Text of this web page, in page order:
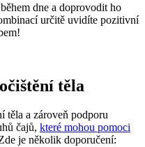
dne a doprovodit ⁢ho
určitě uvidíte ⁢pozitivní
těla
⁤těla a ⁤zároveň podporu
čajů, které mohou pomoci
je několik doporučení: